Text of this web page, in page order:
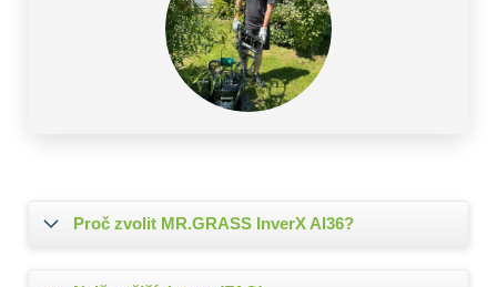
Proč zvolit MR.GRASS InverX AI36?